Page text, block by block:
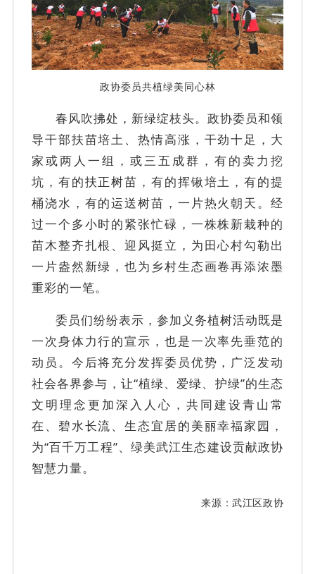
政协委员共植绿美同心林
春风吹拂处，新绿绽枝头。政协委员和领
导干部扶苗培土、热情高涨，干劲十足，大
家或两人一组，或三五成群，有的卖力挖
坑，有的扶正树苗，有的挥锹培土，有的提
桶浇水，有的运送树苗，一片热火朝天。经
过一个多小时的紧张忙碌，一株株新栽种的
苗木整齐扎根、迎风挺立，为田心村勾勒出
一片盎然新绿，也为乡村生态画卷再添浓墨
重彩的一笔。
委员们纷纷表示，参加义务植树活动既是
一次身体力行的宣示，也是一次率先垂范的
动员。今后将充分发挥委员优势，广泛发动
社会各界参与，让“植绿、爱绿、护绿”的生态
文明理念更加深入人心，共同建设青山常
在、碧水长流、生态宜居的美丽幸福家园，
为“百千万工程”、绿美武江生态建设贡献政协
智慧力量。
来源 ：武江区政协